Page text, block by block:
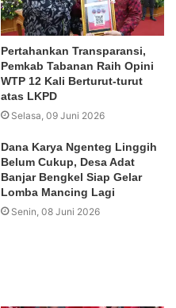
Pertahankan Transparansi,
Pemkab Tabanan Raih Opini
WTP 12 Kali Berturut-turut
atas LKPD
Selasa, 09 Juni 2026
Dana Karya Ngenteg Linggih
Belum Cukup, Desa Adat
Banjar Bengkel Siap Gelar
Lomba Mancing Lagi
Senin, 08 Juni 2026